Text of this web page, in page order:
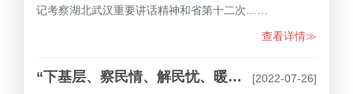
记考察湖北武汉重要讲话精神和省第十二次……
查看详情≫
[2022-07-26]
“下基层、察民情、解民忧、暖民心”——科研办公室走访研究生自习室